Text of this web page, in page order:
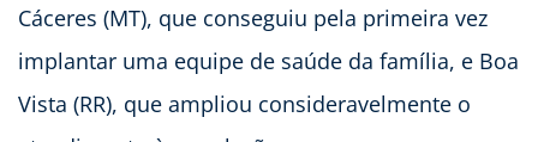
Cáceres (MT), que conseguiu pela primeira vez
implantar uma equipe de saúde da família, e Boa
Vista (RR), que ampliou consideravelmente o